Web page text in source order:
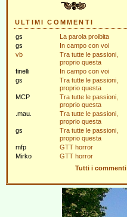
ULTIMI COMMENTI
gs
La parola proibita
gs
In campo con voi
vb
Tra tutte le passioni,
proprio questa
finelli
In campo con voi
gs
Tra tutte le passioni,
proprio questa
MCP
Tra tutte le passioni,
proprio questa
.mau.
Tra tutte le passioni,
proprio questa
gs
Tra tutte le passioni,
proprio questa
mfp
GTT horror
Mirko
GTT horror
Tutti i commenti